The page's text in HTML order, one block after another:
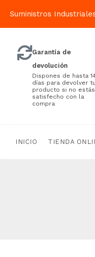
Suministros
Garantía de
devolución
Dispones de hasta
días para devolver tu
producto si no estás
satisfecho con la
compra
INICIO TIENDA